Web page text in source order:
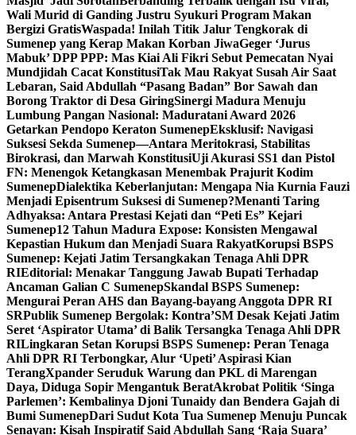
Wali Murid di Ganding Justru Syukuri Program Makan
Bergizi GratisWaspada! Inilah Titik Jalur Tengkorak di
Sumenep yang Kerap Makan Korban JiwaGeger ‘Jurus
Mabuk’ DPP PPP: Mas Kiai Ali Fikri Sebut Pemecatan Nyai
Mundjidah Cacat KonstitusiTak Mau Rakyat Susah Air Saat
Lebaran, Said Abdullah “Pasang Badan” Bor Sawah dan
Borong Traktor di Desa GiringSinergi Madura Menuju
Lumbung Pangan Nasional: Maduratani Award 2026
Getarkan Pendopo Keraton SumenepEksklusif: Navigasi
Suksesi Sekda Sumenep—Antara Meritokrasi, Stabilitas
Birokrasi, dan Marwah KonstitusiUji Akurasi SS1 dan Pistol
FN: Menengok Ketangkasan Menembak Prajurit Kodim
SumenepDialektika Keberlanjutan: Mengapa Nia Kurnia Fauzi
Menjadi Episentrum Suksesi di Sumenep?Menanti Taring
Adhyaksa: Antara Prestasi Kejati dan “Peti Es” Kejari
Sumenep12 Tahun Madura Expose: Konsisten Mengawal
Kepastian Hukum dan Menjadi Suara RakyatKorupsi BSPS
Sumenep: Kejati Jatim Tersangkakan Tenaga Ahli DPR
RIEditorial: Menakar Tanggung Jawab Bupati Terhadap
Ancaman Galian C SumenepSkandal BSPS Sumenep:
Mengurai Peran AHS dan Bayang-bayang Anggota DPR RI
SRPublik Sumenep Bergolak: Kontra’SM Desak Kejati Jatim
Seret ‘Aspirator Utama’ di Balik Tersangka Tenaga Ahli DPR
RILingkaran Setan Korupsi BSPS Sumenep: Peran Tenaga
Ahli DPR RI Terbongkar, Alur ‘Upeti’ Aspirasi Kian
TerangXpander Seruduk Warung dan PKL di Marengan
Daya, Diduga Sopir Mengantuk BeratAkrobat Politik ‘Singa
Parlemen’: Kembalinya Djoni Tunaidy dan Bendera Gajah di
Bumi SumenepDari Sudut Kota Tua Sumenep Menuju Puncak
Senayan: Kisah Inspiratif Said Abdullah Sang ‘Raja Suara’